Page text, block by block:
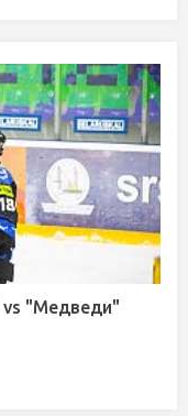
vs "Медведи"